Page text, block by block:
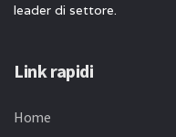
leader di settore.
Link rapidi
Home